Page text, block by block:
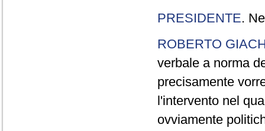
PRESIDENTE.
ROBERTO
verbale a norma
precisamente
l'intervento nel
ovviamente